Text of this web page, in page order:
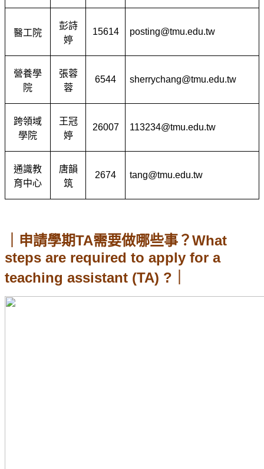
醫工院
彭詩
婷
15614 posting@tmu.edu.tw
營養學
院
張蓉
蓉
6544 sherrychang@tmu.edu.tw
跨領域
學院
王冠
婷
26007 113234@tmu.edu.tw
通識教
育中心
唐韻
筑
2674 tang@tmu.edu.tw
｜申請學期TA需要做哪些事？What
steps are required to apply for a
teaching assistant (TA) ?｜